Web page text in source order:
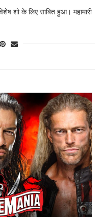
शो के लिए साबित हुआ। महामारी